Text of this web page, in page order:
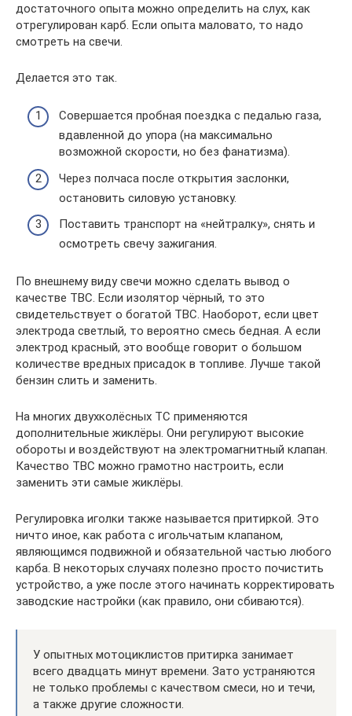
достаточного опыта можно определить на слух, как
отрегулирован карб. Если опыта маловато, то надо
смотреть на свечи.
Делается это так.
Совершается пробная поездка с педалью газа,
вдавленной до упора (на максимально
возможной скорости, но без фанатизма).
Через полчаса после открытия заслонки,
остановить силовую установку.
Поставить транспорт на «нейтралку», снять и
осмотреть свечу зажигания.
По внешнему виду свечи можно сделать вывод о
качестве ТВС. Если изолятор чёрный, то это
свидетельствует о богатой ТВС. Наоборот, если цвет
электрода светлый, то вероятно смесь бедная. А если
электрод красный, это вообще говорит о большом
количестве вредных присадок в топливе. Лучше такой
бензин слить и заменить.
На многих двухколёсных ТС применяются
дополнительные жиклёры. Они регулируют высокие
обороты и воздействуют на электромагнитный клапан.
Качество ТВС можно грамотно настроить, если
заменить эти самые жиклёры.
Регулировка иголки также называется притиркой. Это
ничто иное, как работа с игольчатым клапаном,
являющимся подвижной и обязательной частью любого
карба. В некоторых случаях полезно просто почистить
устройство, а уже после этого начинать корректировать
заводские настройки (как правило, они сбиваются).
У опытных мотоциклистов притирка занимает
всего двадцать минут времени. Зато устраняются
не только проблемы с качеством смеси, но и течи,
а также другие сложности.